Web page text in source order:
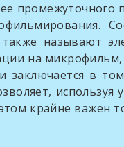
промежуточного
также называют
на
заключается в
крайне важен